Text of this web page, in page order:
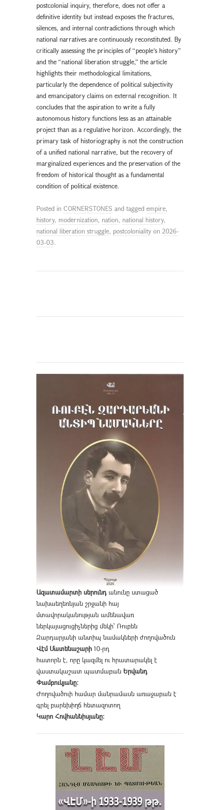
postcolonial inquiry, therefore, does not offer a
definitive identity but instead exposes the fractures,
silences, and internal contradictions through which
national narratives are continuously reconstituted. By
critically assessing the principles of “people’s history”
and the “national liberation struggle,” the article
highlights their methodological limitations,
particularly the dependence of political subjectivity
and emancipatory claims on external recognition. It
concludes that the aspiration to write a fully
autonomous history functions less as an attainable
project than as a regulative horizon. Accordingly, the
primary task of historiography is not the construction
of a unified national narrative, but the recovery of
marginalized experiences and the preservation of the
freedom of historical thought as a fundamental
condition of political existence.
Posted in CORNERSTONES and tagged empire,
history, modernization, nation, national history,
national liberation struggle, postcoloniality on 2026-
03-03.
Ազատամարտի սերունդանունը ստացած
նախաեղեռնյան շրջանի հայ
մտավորականության ամենավառ
ներկայացուցիչներից մեկի՝ Ռուբեն
Զարդարյանի անտիպ նամակների ժողովածուն
Վէմ Մատենաշարի 10-րդ
հատորն է, որը կազմել ու հրատարակել է
վաստակաշատ պատմաբան Երվանդ
Փամբուկյանը։
Ժողովածուի համար մանրամասն առաջաբան է
գրել բարեխիղճ հետազոտող
Կարո Հովհաննիսյանը։